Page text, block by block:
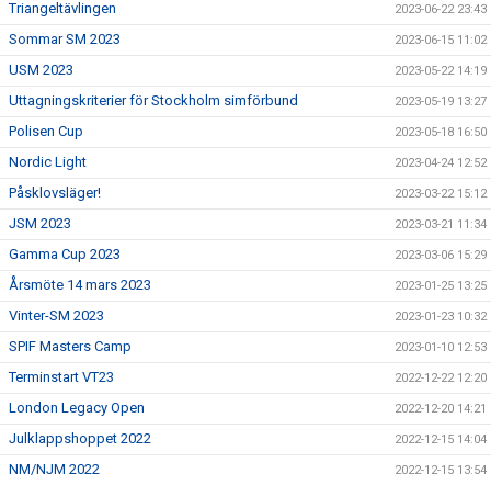
Triangeltävlingen 2023-06-22 23:43
Sommar SM 2023 2023-06-15 11:02
USM 2023 2023-05-22 14:19
Uttagningskriterier för Stockholm simförbund 2023-05-19 13:27
Polisen Cup 2023-05-18 16:50
Nordic Light 2023-04-24 12:52
Påsklovsläger! 2023-03-22 15:12
JSM 2023 2023-03-21 11:34
Gamma Cup 2023 2023-03-06 15:29
Årsmöte 14 mars 2023 2023-01-25 13:25
Vinter-SM 2023 2023-01-23 10:32
SPIF Masters Camp 2023-01-10 12:53
Terminstart VT23 2022-12-22 12:20
London Legacy Open 2022-12-20 14:21
Julklappshoppet 2022 2022-12-15 14:04
NM/NJM 2022 2022-12-15 13:54